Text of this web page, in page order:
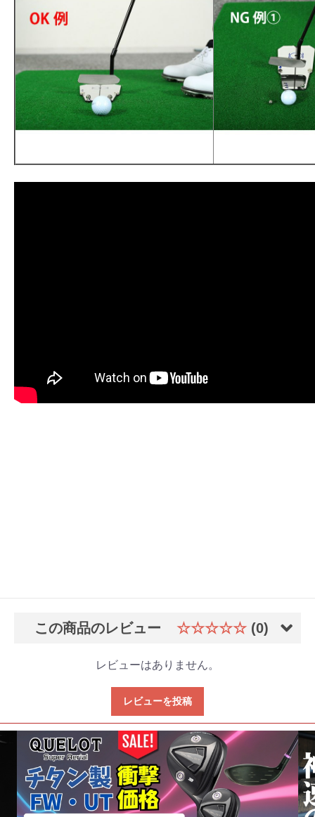
お買い物を続ける カートへ進む
お買い物を続ける パーツの選択へ進む
この商品のレビュー ☆☆☆☆☆ (0)
レビューはありません。
レビューを投稿